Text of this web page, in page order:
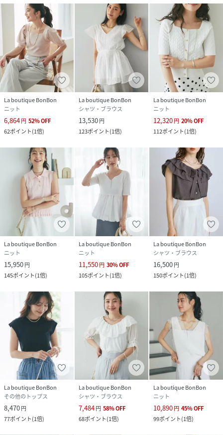
La boutique BonBon
ニット
6,864円 52%OFF
62ポイント(1倍)
La boutique BonBon
シャツ・ブラウス
13,530円
123ポイント(1倍)
La boutique BonBon
ニット
12,320円 20%OFF
112ポイント(1倍)
La boutique BonBon
ニット
15,950円
145ポイント(1倍)
La boutique BonBon
ニット
11,550円 30%OFF
105ポイント(1倍)
La boutique BonBon
シャツ・ブラウス
16,500円
150ポイント(1倍)
La boutique BonBon
その他のトップス
8,470円
77ポイント(1倍)
La boutique BonBon
シャツ・ブラウス
7,484円 58%OFF
68ポイント(1倍)
La boutique BonBon
ニット
10,890円 45%OFF
99ポイント(1倍)